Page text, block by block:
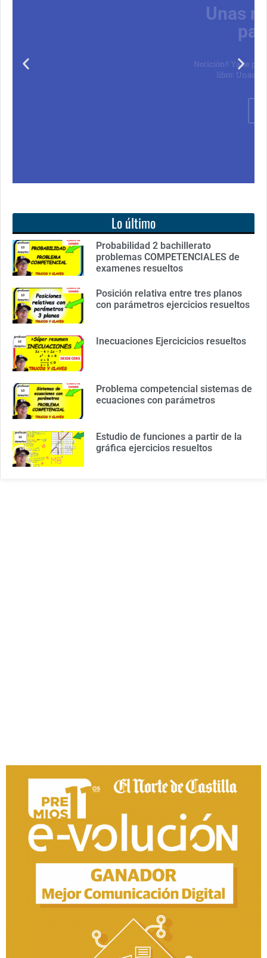
Unas matemáticas
Notición!! Ya se puede adquirir nuestro segundo
Lo último
Probabilidad 2 bachillerato
problemas COMPETENCIALES de
examenes resueltos
Posición relativa entre tres planos
con parámetros ejercicios resueltos
Inecuaciones Ejercicicios resueltos
Problema competencial sistemas de
ecuaciones con parámetros
Estudio de funciones a partir de la
gráfica ejercicios resueltos